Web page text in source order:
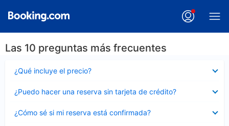
Las 10 preguntas más frecuentes
¿Qué incluye el precio?
cerrado
¿Puedo hacer una reserva sin tarjeta de crédito?
cerrado
¿Cómo sé si mi reserva está confirmada?
cerrado